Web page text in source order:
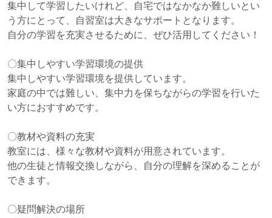
集中して学習したいけれど、自宅ではなかなか難しいとい
う方にとって、
自習室は大きなサポートとなります。
自分の学習を充実させるために、ぜひ活用してください！
〇集中しやすい学習環境の提供
集中しやすい学習環境を提供しています。
家庭の中では難しい、集中力を保ちながらの学習を行いた
い方におすすめです。
〇教材や資料の充実
教室には、様々な教材や資料が用意されています。
他の生徒と情報交換しながら、自分の理解を深めることが
できます。
〇疑問解決の場所